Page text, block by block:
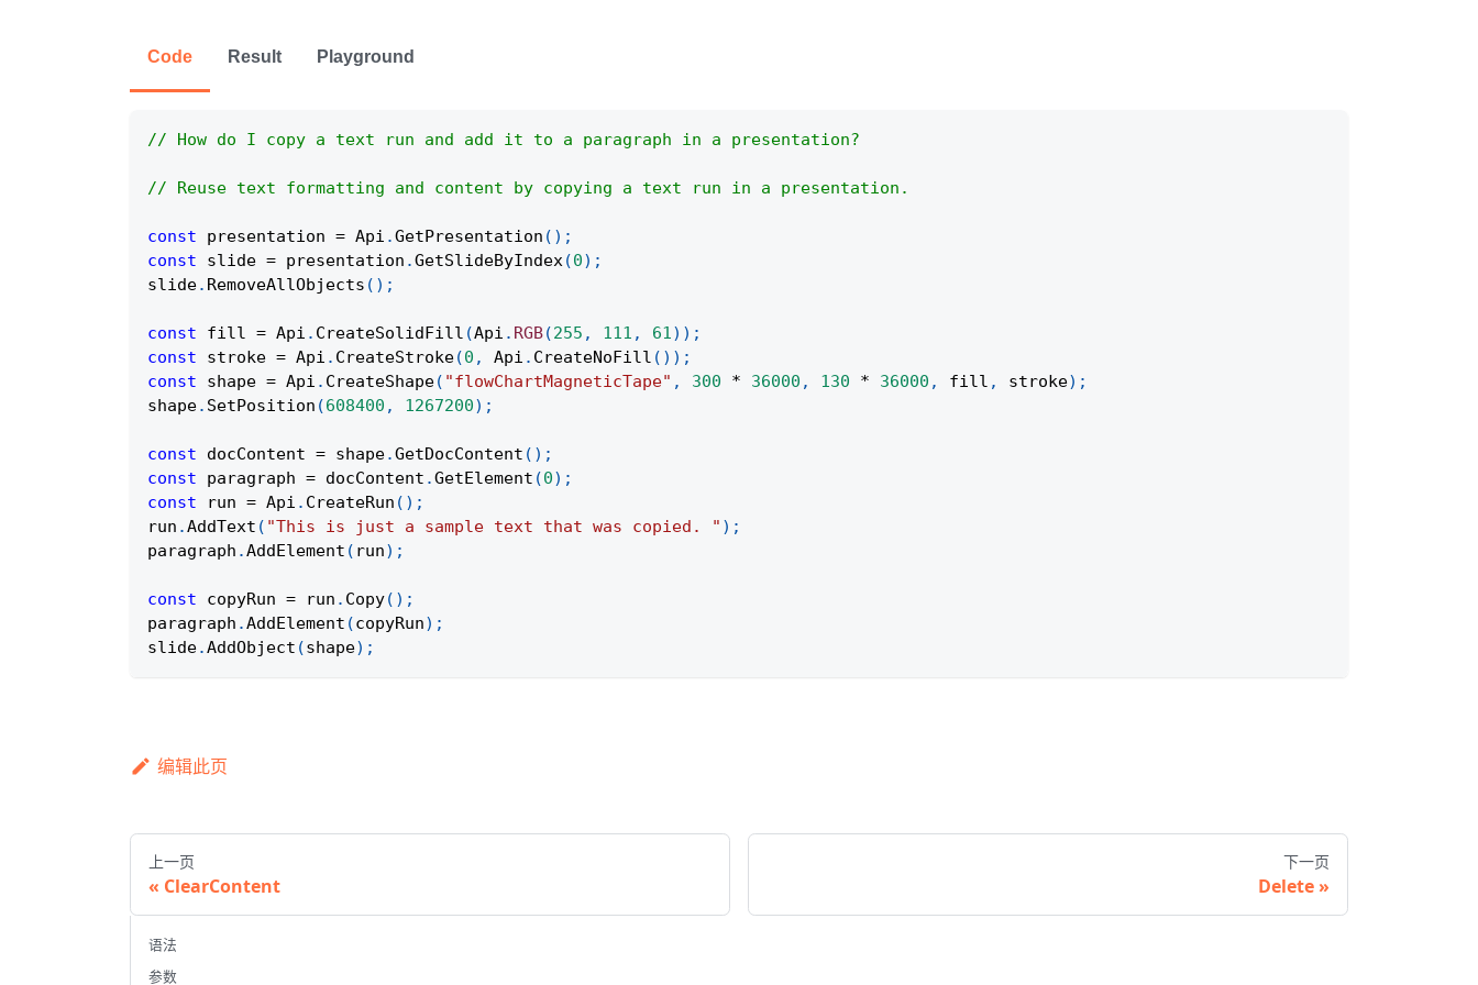
Code Result Playground
// How do I copy a text run and add it to a paragraph in a presentation?
// Reuse text formatting and content by copying a text run in a presentation.
const presentation = Api .GetPresentation ( ) ;
const slide = presentation .GetSlideByIndex(0) ;
slide. RemoveAllObjects ( ) ;
const fill = Api . CreateSolidFill (Api . RGB(255 , 111 , 61) ) ;
const stroke = Api . CreateStroke(0 , Api . CreateNoFill ( ) ) ;
const shape = Api . CreateShape( "flowChartMagneticTape" , 300 * 36000 , 130 * 36000 , fill , stroke) ;
shape. SetPosition (608400 , 1267200) ;
const docContent = shape.GetDocContent ( ) ;
const paragraph = docContent .GetElement (0) ;
const run = Api . CreateRun ( ) ;
run .AddText ( "This is just a sample text that was copied. " ) ;
paragraph .AddElement ( run) ;
const copyRun = run . Copy( ) ;
paragraph .AddElement (copyRun) ;
slide.AddObject (shape) ;
编辑此页
上一页
ClearContent
下一页
Delete
语法
参数